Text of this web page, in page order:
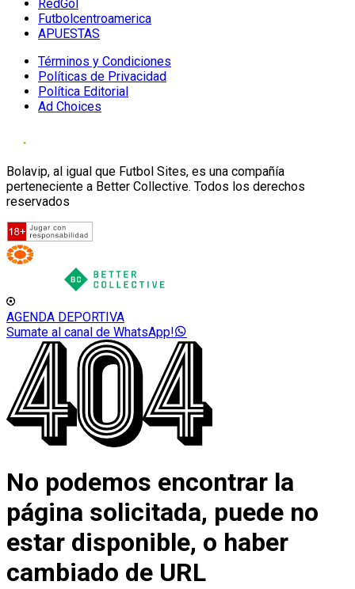
RedGol
Futbolcentroamerica
APUESTAS
Términos y Condiciones
Políticas de Privacidad
Política Editorial
Ad Choices
Bolavip, al igual que Futbol Sites, es una compañía
perteneciente a Better Collective. Todos los derechos
reservados
AGENDA DEPORTIVA
Sumate al canal de WhatsApp!
No podemos encontrar la
página solicitada, puede no
estar disponible, o haber
cambiado de URL